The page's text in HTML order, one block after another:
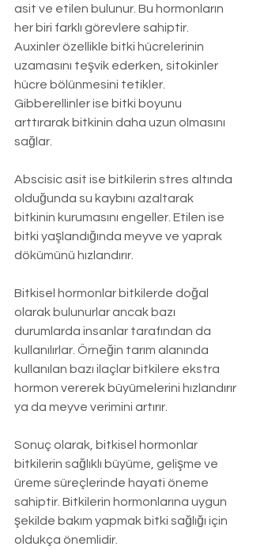
asit ve etilen bulunur. Bu hormonların
her biri farklı görevlere sahiptir.
Auxinler özellikle bitki hücrelerinin
uzamasını teşvik ederken, sitokinler
hücre bölünmesini tetikler.
Gibberellinler ise bitki boyunu
arttırarak bitkinin daha uzun olmasını
sağlar.
Abscisic asit ise bitkilerin stres altında
olduğunda su kaybını azaltarak
bitkinin kurumasını engeller. Etilen ise
bitki yaşlandığında meyve ve yaprak
dökümünü hızlandırır.
Bitkisel hormonlar bitkilerde doğal
olarak bulunurlar ancak bazı
durumlarda insanlar tarafından da
kullanılırlar. Örneğin tarım alanında
kullanılan bazı ilaçlar bitkilere ekstra
hormon vererek büyümelerini hızlandırır
ya da meyve verimini artırır.
Sonuç olarak, bitkisel hormonlar
bitkilerin sağlıklı büyüme, gelişme ve
üreme süreçlerinde hayati öneme
sahiptir. Bitkilerin hormonlarına uygun
şekilde bakım yapmak bitki sağlığı için
oldukça önemlidir.